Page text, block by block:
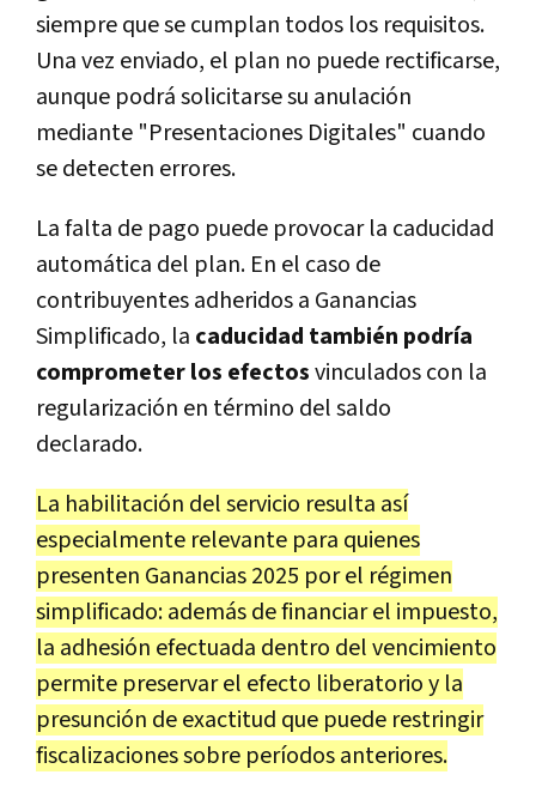
siempre que se cumplan todos los requisitos.
Una vez enviado, el plan no puede rectificarse,
aunque podrá solicitarse su anulación
mediante "Presentaciones Digitales" cuando
se detecten errores.
La falta de pago puede provocar la caducidad
automática del plan. En el caso de
contribuyentes adheridos a Ganancias
Simplificado, la caducidad también podría
comprometer los efectosvinculados con la
regularización en término del saldo
declarado.
La habilitación del servicio resulta así
especialmente relevante para quienes
presenten Ganancias 2025 por el régimen
simplificado: además de financiar el impuesto,
la adhesión efectuada dentro del vencimiento
permite preservar el efecto liberatorio y la
presunción de exactitud que puede restringir
fiscalizaciones sobre períodos anteriores.